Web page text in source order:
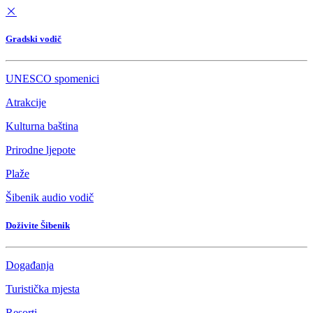
Gradski vodič
UNESCO spomenici
Atrakcije
Kulturna baština
Prirodne ljepote
Plaže
Šibenik audio vodič
Doživite Šibenik
Događanja
Turistička mjesta